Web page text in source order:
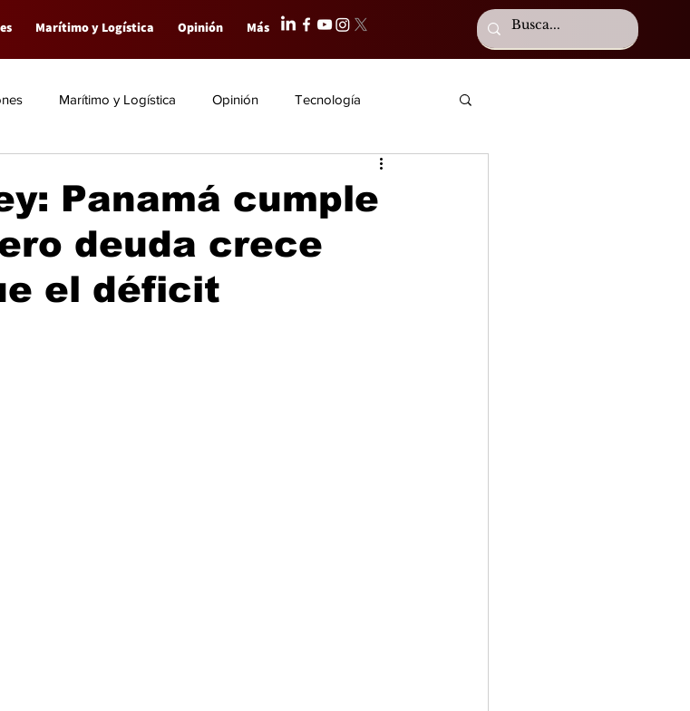
Marítimo y Logística Opinión Más
Marítimo y Logística Opinión Tecnología
Panamá cumple
deuda crece
el déficit